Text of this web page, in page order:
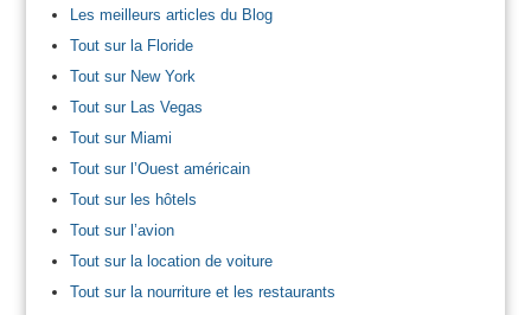
Les meilleurs articles du Blog
Tout sur la Floride
Tout sur New York
Tout sur Las Vegas
Tout sur Miami
Tout sur l’Ouest américain
Tout sur les hôtels
Tout sur l’avion
Tout sur la location de voiture
Tout sur la nourriture et les restaurants